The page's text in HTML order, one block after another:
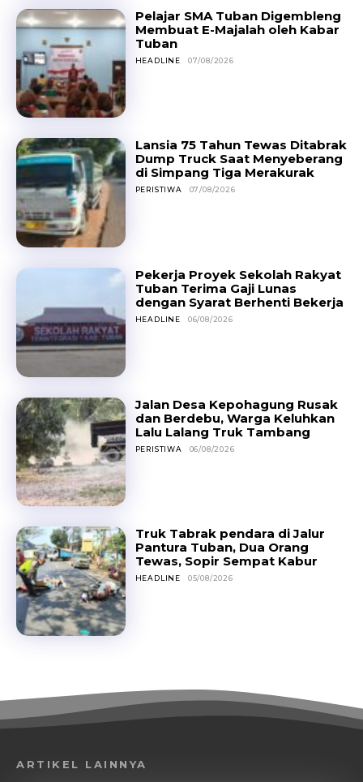
Pelajar SMA Tuban Digembleng
Membuat E-Majalah oleh Kabar
Tuban
HEADLINE 07/08/2026
Lansia 75 Tahun Tewas Ditabrak
Dump Truck Saat Menyeberang
di Simpang Tiga Merakurak
PERISTIWA 07/08/2026
Pekerja Proyek Sekolah Rakyat
Tuban Terima Gaji Lunas
dengan Syarat Berhenti Bekerja
HEADLINE 06/08/2026
Jalan Desa Kepohagung Rusak
dan Berdebu, Warga Keluhkan
Lalu Lalang Truk Tambang
PERISTIWA 06/08/2026
Truk Tabrak pendara di Jalur
Pantura Tuban, Dua Orang
Tewas, Sopir Sempat Kabur
HEADLINE 05/08/2026
ARTIKEL LAINNYA